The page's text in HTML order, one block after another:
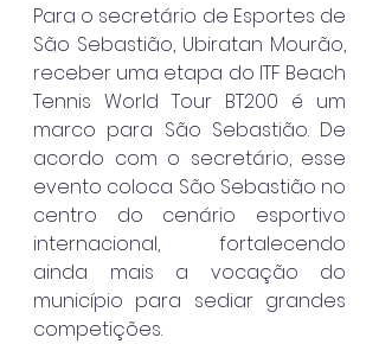
Para o secretário de Esportes de
São Sebastião, Ubiratan Mourão,
receber uma etapa do ITF Beach
Tennis World Tour BT200 é um
marco para São Sebastião. De
acordo com o secretário, esse
evento coloca São Sebastião no
centro do cenário esportivo
internacional, fortalecendo
ainda mais a vocação do
município para sediar grandes
competições.